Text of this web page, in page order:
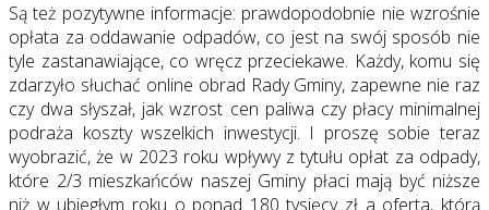
Są też pozytywne informacje: prawdopodobnie nie wzrośnie
opłata za oddawanie odpadów, co jest na swój sposób nie
tyle zastanawiające, co wręcz przeciekawe. Każdy, komu się
zdarzyło słuchać online obrad Rady Gminy, zapewne nie raz
czy dwa słyszał, jak wzrost cen paliwa czy płacy minimalnej
podraża koszty wszelkich inwestycji. I proszę sobie teraz
wyobrazić, że w 2023 roku wpływy z tytułu opłat za odpady,
które 2/3 mieszkańców naszej Gminy płaci mają być niższe
niż w ubiegłym roku o ponad 180 tysięcy zł a oferta, którą